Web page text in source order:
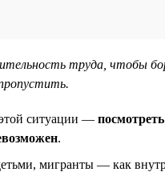
труда, чтобы
ситуации —
.
мигранты — как